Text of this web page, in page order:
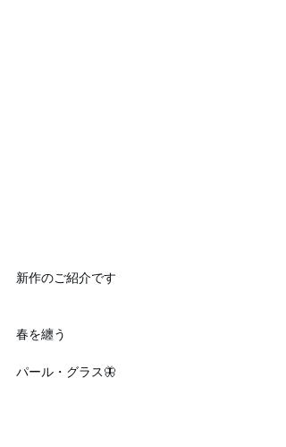
新作のご紹介です
春を纏う
パール・グラス🦋